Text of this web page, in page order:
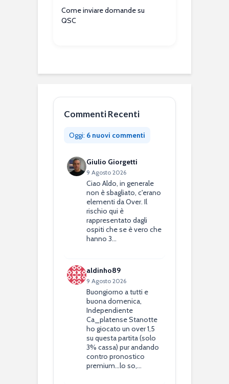
Come inviare domande su
QSC
Commenti Recenti
Oggi: 6 nuovi commenti
Giulio Giorgetti
9 Agosto 2026
Ciao Aldo, in generale
non è sbagliato, c'erano
elementi da Over. Il
rischio qui è
rappresentato dagli
ospiti che se è vero che
hanno 3…
aldinho89
9 Agosto 2026
Buongiorno a tutti e
buona domenica,
Independiente
Ca_platense Stanotte
ho giocato un over 1,5
su questa partita (solo
3% cassa) pur andando
contro pronostico
premium...lo so,…